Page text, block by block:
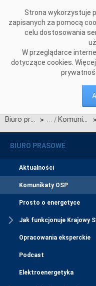
Strona wykorzystuje
zapisanych za pomocą
celu dostosowania
W przeglądarce
dotyczące cookies.
Biuro prasowe > Komunikaty OSP >
BIURO PRASOWE
Aktualności
Komunikaty OSP
Prosto o energetyce
Jak funkcjonuje Krajowy
Opracowania eksperckie
Podcast
Elektroenergetyka